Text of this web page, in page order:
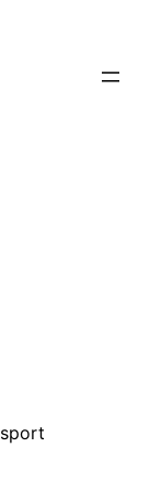
sport